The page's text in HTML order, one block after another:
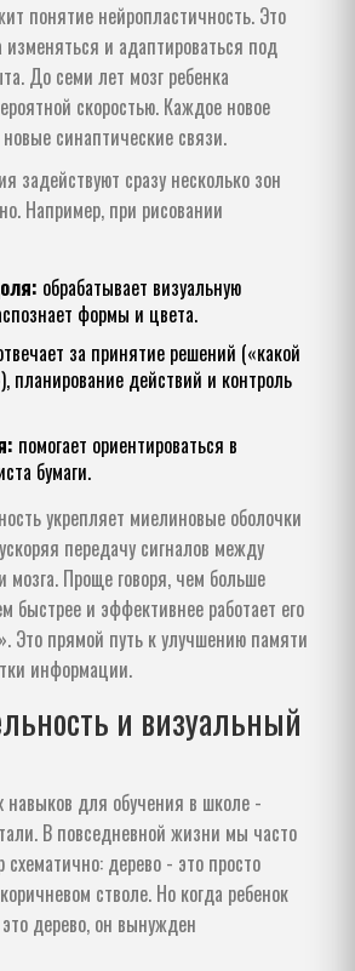
понятие нейропластичность. Это
изменяться и адаптироваться под
До семи лет мозг ребенка
скоростью. Каждое новое
синаптические связи.
задействуют сразу несколько зон
Например, при рисовании
обрабатывает визуальную
формы и цвета.
за принятие решений («какой
планирование действий и контроль
помогает ориентироваться в
бумаги.
укрепляет миелиновые оболочки
передачу сигналов между
Проще говоря, чем больше
быстрее и эффективнее работает его
Это прямой путь к улучшению памяти
информации.
и визуальный
для обучения в школе -
В повседневной жизни мы часто
дерево - это просто
стволе. Но когда ребенок
дерево, он вынужден